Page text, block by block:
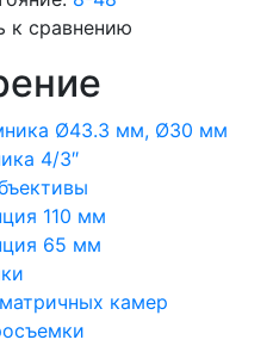
к сравнению
Ø43.3 мм, Ø30 мм
4/3″
110 мм
65 мм
камер